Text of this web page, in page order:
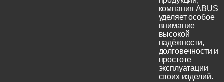
компания ABUS
уделяет особое
внимание
высокой
надёжности,
долговечности и
простоте
эксплуатации
своих изделий.